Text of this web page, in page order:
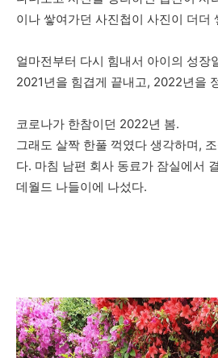
이나 쌓여가던 사진첩이 사진이 더더
얼마전부터 다시 힘내서 아이의 성장
2021년을 힘겹게 끝내고, 2022년을
코로나가 한참이던 2022년 봄.
그래도 살짝 한풀 꺽였다 생각하며,
다. 마침 남편 회사 동료가 잠실에서
데월드 나들이에 나섰다.